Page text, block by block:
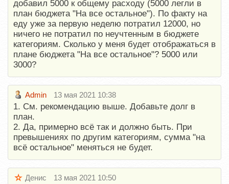
добавил 5000 к общему расходу (5000 легли в
план бюджета "На все остальное"). По факту на
еду уже за первую неделю потратил 12000, но
ничего не потратил по неучтенным в бюджете
категориям. Сколько у меня будет отображаться в
плане бюджета "На все остальное"? 5000 или
3000?
Admin 13 мая 2021 10:38
1. См. рекомендацию выше. Добавьте долг в
план.
2. Да, примерно всё так и должно быть. При
превышениях по другим категориям, сумма "на
всё остальное" меняться не будет.
Денис 13 мая 2021 10:50